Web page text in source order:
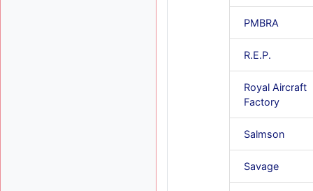
PMBRA
R.E.P.
Royal Aircraft
Factory
Salmson
Savage